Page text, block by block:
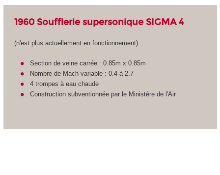
1960 Soufflerie supersonique SIGMA 4
(n'est plus actuellement en fonctionnement)
Section de veine carrée : 0.85m x 0.85m
Nombre de Mach variable : 0.4 à 2.7
4 trompes à eau chaude
Construction subventionnée par le Ministère de l'Air